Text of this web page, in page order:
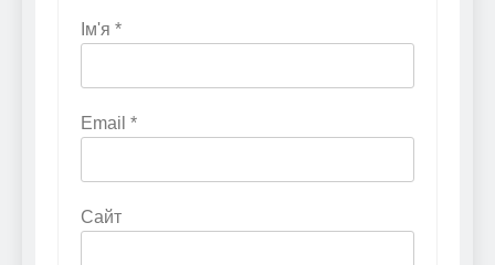
Ім'я *
Email *
Сайт